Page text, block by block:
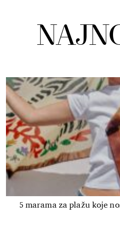
5 marama za plažu koje